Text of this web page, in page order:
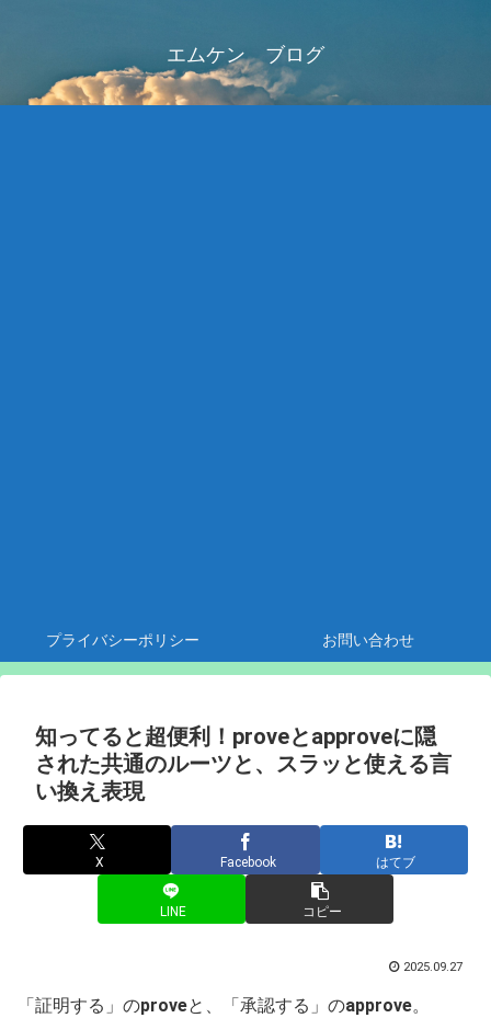
エムケン ブログ
プライバシーポリシー お問い合わせ
知ってると超便利！proveとapproveに隠
された共通のルーツと、スラッと使える言
い換え表現
X Facebook はてブ
LINE コピー
2025.09.27
「証明する」のproveと、「承認する」のapprove。